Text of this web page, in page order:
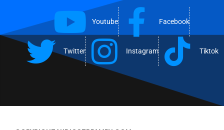
Youtube Facebook
Twitter Instagram Tiktok